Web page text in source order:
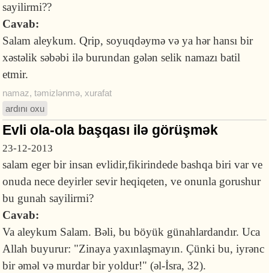
sayilirmi??
Cavab:
Salam aleykum. Qrip, soyuqdəymə və ya hər hansı bir
xəstəlik səbəbi ilə burundan gələn selik namazı batil
etmir.
namaz,təmizlənmə,xurafat
ardını oxu
Evli ola-ola başqası ilə görüşmək
23-12-2013
salam eger bir insan evlidir,fikirindede bashqa biri var ve
onuda nece deyirler sevir heqiqeten, ve onunla gorushur
bu gunah sayilirmi?
Cavab:
Va aleykum Salam. Bəli, bu böyük günahlardandır. Uca
Allah buyurur: "Zinaya yaxınlaşmayın. Çünki bu, iyrənc
bir əməl və murdar bir yoldur!" (əl-İsra, 32).